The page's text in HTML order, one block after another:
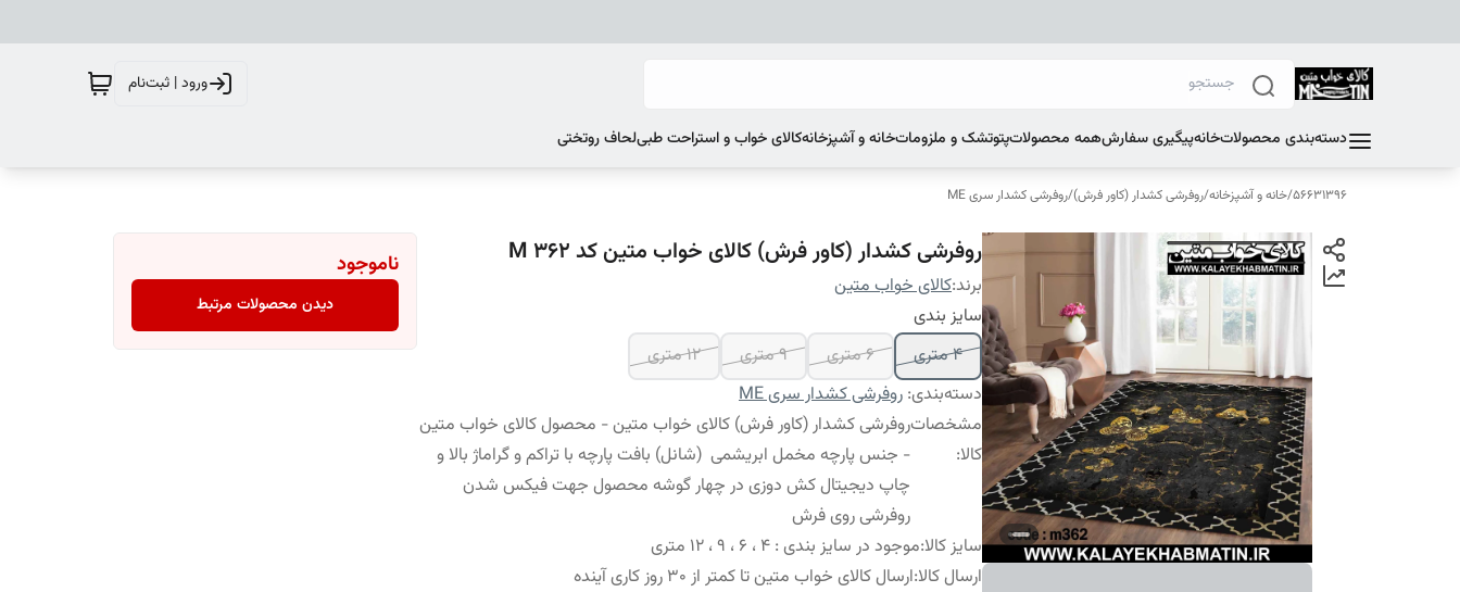
ورود | ثبت‌نام
دسته‌بندی محصولاتخانهپیگیری سفارشهمه محصولاتپتوتشک و ملزوماتخانه و آشپزخانهکالای خواب و استراحت طبیلحاف روتختی
56631396
/خانه و آشپزخانه/روفرشی کشدار (کاور فرش)/روفرشی کشدار سری ME
روفرشی کشدار (کاور فرش) کالای خواب متین کد M 362
برند:کالای خواب متین
سایز بندی
4 متری
6 متری 9 متری
12 متری
دسته‌بندی: روفرشی کشدار سری ME
مشخصات
کالا:
روفرشی کشدار (کاور فرش) کالای خواب متین - محصول کالای خواب متین
- جنس پارچه مخمل ابریشمی (شانل) بافت پارچه با تراکم و گراماژ بالا و
چاپ دیجیتال کش دوزی در چهار گوشه محصول جهت فیکس شدن
روفرشی روی فرش
سایز کالا:موجود در سایز بندی : 4 ، 6 ، 9 ، 12 متری
ارسال کالا:ارسال کالای خواب متین تا کمتر از 30 روز کاری آینده
ناموجود
دیدن محصولات مرتبط